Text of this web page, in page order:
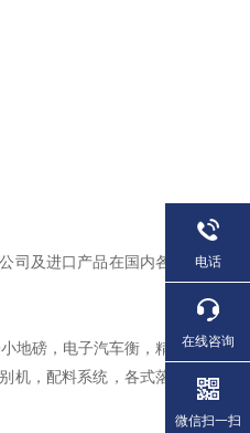
司及进口产品在国内各
地磅，电子汽车衡，精
机，配料系统，各式落
电话
在线咨询
微信扫一扫